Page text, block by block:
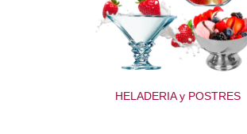
HELADERIA y POSTRES